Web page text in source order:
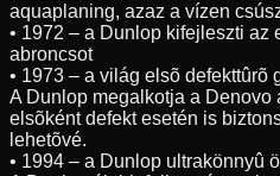
aquaplaning, azaz a vízen
• 1972 – a Dunlop kifejleszti az
abroncsot
• 1973 – a világ elsõ defekttûrõ
A Dunlop megalkotja a Denovo
elsõként defekt esetén is
lehetõvé.
• 1994 – a Dunlop ultrakönnyû